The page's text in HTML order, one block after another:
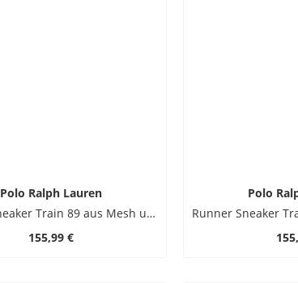
Polo Ralph Lauren
Runner-Sneaker Train 89 aus Mesh und Veloursleder Logo-Details
155,99 €
Polo